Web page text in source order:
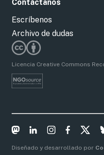
Contáctanos
Escríbenos
Archivo de dudas
Licencia Creative Commons
Diseñado y desarrollado por